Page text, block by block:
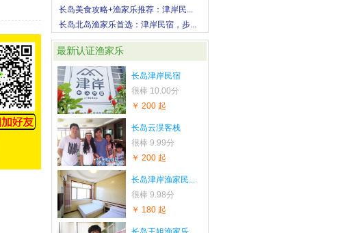
长岛美食攻略+渔家乐推荐：津岸民...
长岛北岛渔家乐首选：津岸民宿，步...
最新认证渔家乐
长岛津岸民宿
很棒 10.00分
￥ 200 起
长岛云淏客栈
很棒 9.99分
￥ 200 起
长岛津岸渔家民...
很棒 9.98分
￥ 180 起